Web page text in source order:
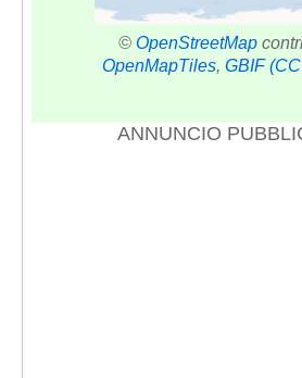
© OpenStreetMap
OpenMapTiles, GBIF
ANNUNCIO